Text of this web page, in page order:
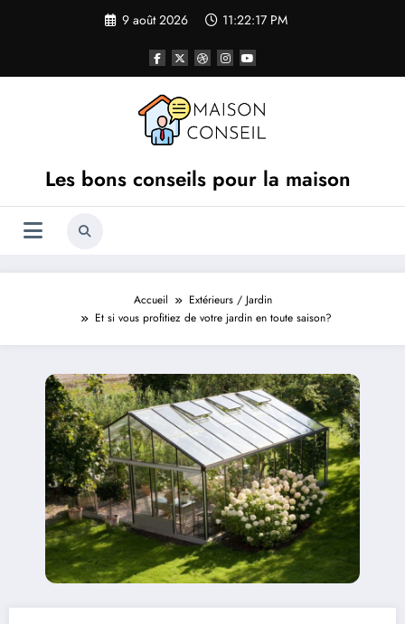
9 août 2026 11:22:18 PM
Les bons conseils pour la maison
Accueil
Extérieurs / Jardin
Et si vous profitiez de votre jardin en toute saison?